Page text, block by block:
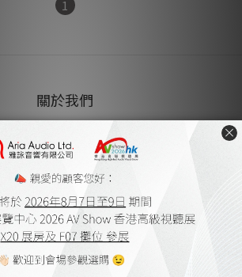
1
關於我們
雅詠音響
家庭影院設計及工程
送貨及付款方式
網上購物流程
保養細則
登記保養
條款及細則
無障礙聲明
私隠政策